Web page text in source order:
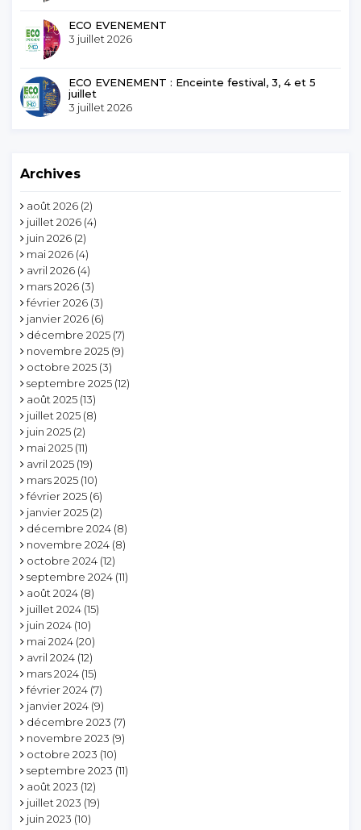
ECO EVENEMENT
3 juillet 2026
ECO EVENEMENT : Enceinte festival, 3, 4 et 5
juillet
3 juillet 2026
Archives
août 2026 (2)
juillet 2026 (4)
juin 2026 (2)
mai 2026 (4)
avril 2026 (4)
mars 2026 (3)
février 2026 (3)
janvier 2026 (6)
décembre 2025 (7)
novembre 2025 (9)
octobre 2025 (3)
septembre 2025 (12)
août 2025 (13)
juillet 2025 (8)
juin 2025 (2)
mai 2025 (11)
avril 2025 (19)
mars 2025 (10)
février 2025 (6)
janvier 2025 (2)
décembre 2024 (8)
novembre 2024 (8)
octobre 2024 (12)
septembre 2024 (11)
août 2024 (8)
juillet 2024 (15)
juin 2024 (10)
mai 2024 (20)
avril 2024 (12)
mars 2024 (15)
février 2024 (7)
janvier 2024 (9)
décembre 2023 (7)
novembre 2023 (9)
octobre 2023 (10)
septembre 2023 (11)
août 2023 (12)
juillet 2023 (19)
juin 2023 (10)